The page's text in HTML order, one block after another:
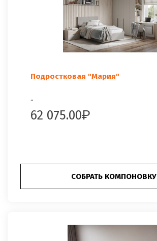
Подростковая "Мария"
..
62 075.00
СОБРАТЬ КОМПОНОВКУ